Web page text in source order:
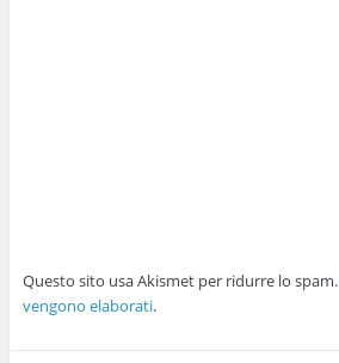
Questo sito usa Akismet per ridurre lo spam.
vengono elaborati.